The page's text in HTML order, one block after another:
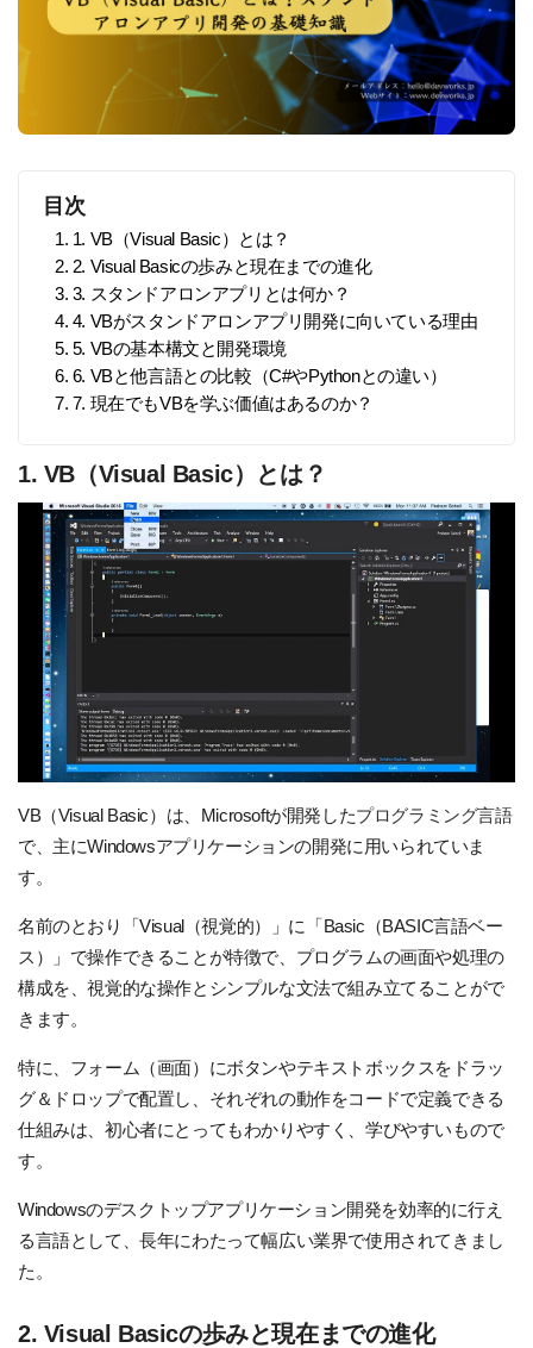
目次
1. 1. VB（Visual Basic）とは？
2. 2. Visual Basicの歩みと現在までの進化
3. 3. スタンドアロンアプリとは何か？
4. 4. VBがスタンドアロンアプリ開発に向いている理由
5. 5. VBの基本構文と開発環境
6. 6. VBと他言語との比較（C#やPythonとの違い）
7. 7. 現在でもVBを学ぶ価値はあるのか？
1. VB（Visual Basic）とは？
VB（Visual Basic）は、Microsoftが開発したプログラミング言語
で、主にWindowsアプリケーションの開発に用いられていま
す。
名前のとおり「Visual（視覚的）」に「Basic（BASIC言語ベー
ス）」で操作できることが特徴で、プログラムの画面や処理の
構成を、視覚的な操作とシンプルな文法で組み立てることがで
きます。
特に、フォーム（画面）にボタンやテキストボックスをドラッ
グ＆ドロップで配置し、それぞれの動作をコードで定義できる
仕組みは、初心者にとってもわかりやすく、学びやすいもので
す。
Windowsのデスクトップアプリケーション開発を効率的に行え
る言語として、長年にわたって幅広い業界で使用されてきまし
た。
2. Visual Basicの歩みと現在までの進化